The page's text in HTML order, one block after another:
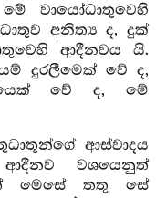
වායෝධාතුවෙහි
අනිත්‍ය ද, දුක්
ආදීනවය යි.
දුරලීමෙක් වේ ද,
වේ ද, මේ
ආස්වාදය
වශයෙනුත්
මෙසේ තතු සේ